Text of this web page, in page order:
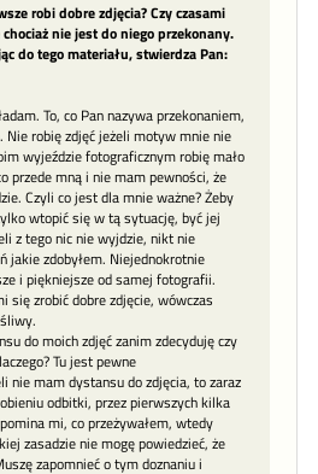
robi dobre zdjęcia? Czy czasami
nie jest do niego przekonany.
do tego materiału, stwierdza Pan:
To, co Pan nazywa przekonaniem,
Nie robię zdjęć jeżeli motyw mnie nie
wyjeździe fotograficznym robię mało
przede mną i nie mam pewności, że
Czyli co jest dla mnie ważne? Żeby
wtopić się w tą sytuację, być jej
z tego nic nie wyjdzie, nikt nie
jakie zdobyłem. Niejednokrotnie
i piękniejsze od samej fotografii.
się zrobić dobre zdjęcie, wówczas
do moich zdjęć zanim zdecyduję czy
Tu jest pewne
nie mam dystansu do zdjęcia, to zaraz
odbitki, przez pierwszych kilka
mi, co przeżywałem, wtedy
zasadzie nie mogę powiedzieć, że
zapomnieć o tym doznaniu i